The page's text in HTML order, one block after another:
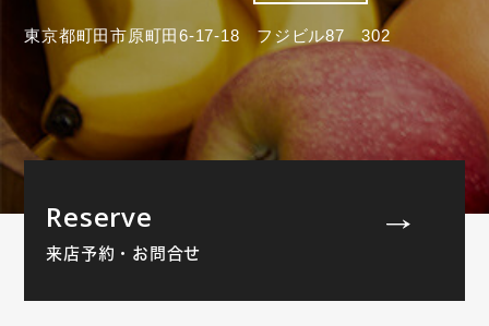
東京都町田市原町田6-17-18 フジビル87 302
Reserve
来店予約・お問合せ